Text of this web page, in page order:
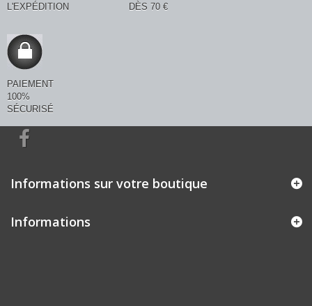
L'EXPÉDITION
DÈS 70 €
PAIEMENT
100%
SÉCURISÉ
Informations sur votre boutique
Informations